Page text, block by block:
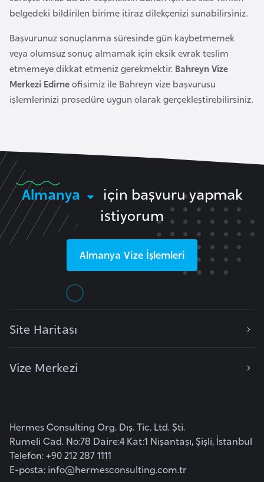
belgedeki bildirilen birime itiraz dilekçenizi sunabilirsiniz.
Başvurunuz sonuçlanma süresinde gün kaybetmemek
veya olumsuz sonuç almamak için eksik evrak teslim
etmemeye dikkat etmeniz gerekmektir. Bahreyn Vize
Merkezi Edirneofisimiz ile Bahreyn vize başvurusu
işlemlerinizi prosedüre uygun olarak gerçekleştirebilirsiniz.
Almanya
için başvuru yapmak
istiyorum
Almanya Vize İşlemleri
Site Haritası
Vize Merkezi
Hermes Consulting Org. Dış. Tic. Ltd. Şti.
Rumeli Cad. No:78 Daire:4 Kat:1 Nişantaşı, Şişli, İstanbul
Telefon: +90 212 287 1111
E-posta: info@hermesconsulting.com.tr
e
i
C
i
r
C
i
i
i
m
a
r